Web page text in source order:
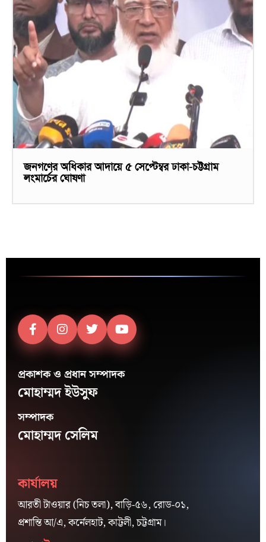
জনগণের অধিকার আদায়ে ৫ সেপ্টেম্বর ঢাকা-চট্টগ্রাম
লংমার্চের ঘোষণা
প্রকাশক ও প্রধান সম্পাদক
মোহাম্মদ ইউসুফ
সম্পাদক
মোহাম্মদ সেলিম
কার্যালয়
আরতী টাওয়ার (নিচ তলা), বাড়ি-৫৬, রোড-০১,
প্রশান্তি আ/এ, কর্নেলহাট, কাট্টলী, চট্টগ্রাম।